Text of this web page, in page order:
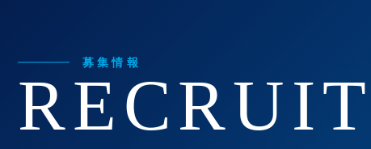
募集情報
RECRUIT